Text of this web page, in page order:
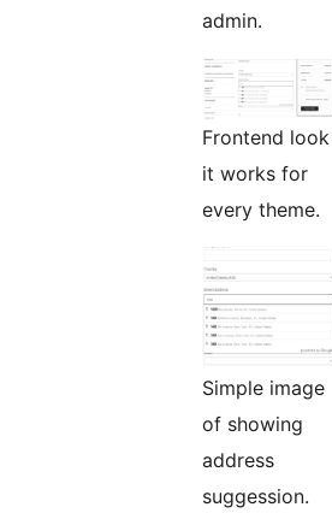
admin.
Frontend look
it works for
every theme.
Simple image
of showing
address
suggession.